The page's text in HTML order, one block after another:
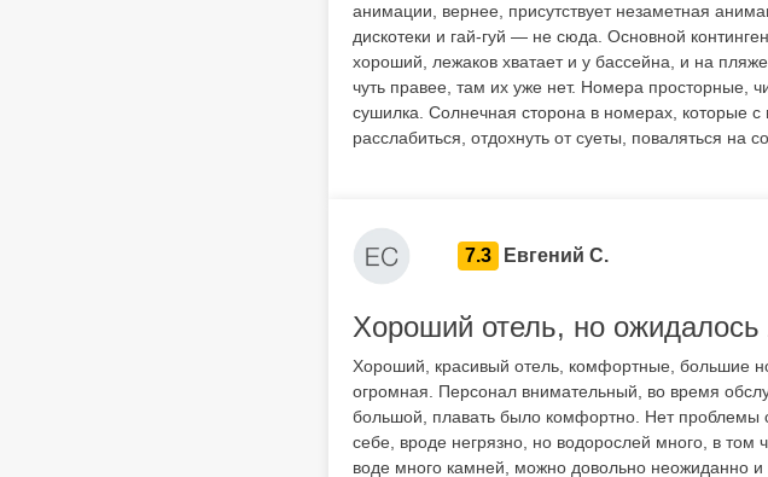
анимации, вернее, присутствует незаметная
дискотеки и гай-гуй — не сюда. Основной
хороший, лежаков хватает и у бассейна, и на
чуть правее, там их уже нет. Номера просторные,
сушилка. Солнечная сторона в номерах, которые
расслабиться, отдохнуть от суеты, поваляться на
7.3 Евгений С.
Хороший отель, но ожидалось
Хороший, красивый отель, комфортные, большие
огромная. Персонал внимательный, во время
большой, плавать было комфортно. Нет
себе, вроде негрязно, но водорослей много, в
воде много камней, можно довольно неожиданно